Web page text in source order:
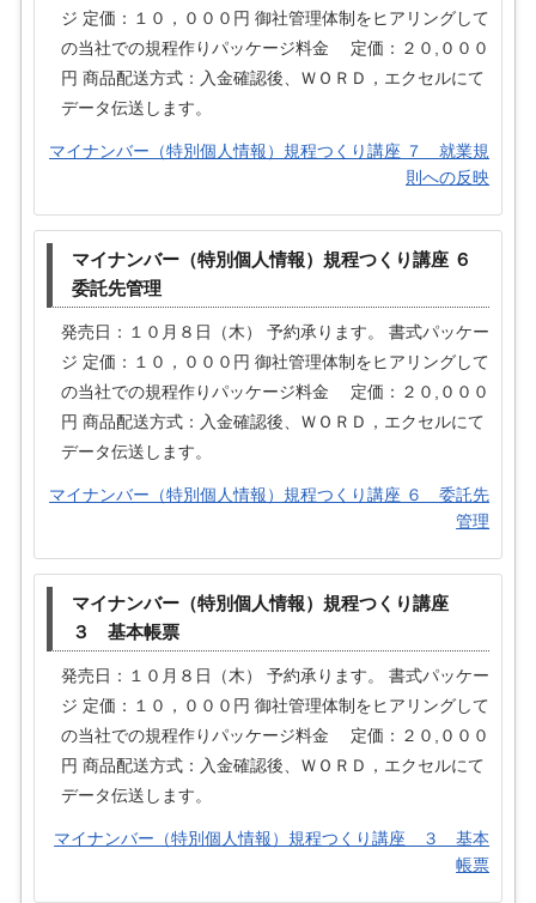
ジ 定価：１０，０００円 御社管理体制をヒアリングして
の当社での規程作りパッケージ料金 定価：２０,０００
円 商品配送方式：入金確認後、ＷＯＲＤ，エクセルにて
データ伝送します。
マイナンバー（特別個人情報）規程つくり講座 ７ 就業規
則への反映
マイナンバー（特別個人情報）規程つくり講座 ６
委託先管理
発売日：１０月８日（木） 予約承ります。 書式パッケー
ジ 定価：１０，０００円 御社管理体制をヒアリングして
の当社での規程作りパッケージ料金 定価：２０,０００
円 商品配送方式：入金確認後、ＷＯＲＤ，エクセルにて
データ伝送します。
マイナンバー（特別個人情報）規程つくり講座 ６ 委託先
管理
マイナンバー（特別個人情報）規程つくり講座
３ 基本帳票
発売日：１０月８日（木） 予約承ります。 書式パッケー
ジ 定価：１０，０００円 御社管理体制をヒアリングして
の当社での規程作りパッケージ料金 定価：２０,０００
円 商品配送方式：入金確認後、ＷＯＲＤ，エクセルにて
データ伝送します。
マイナンバー（特別個人情報）規程つくり講座 ３ 基本
帳票